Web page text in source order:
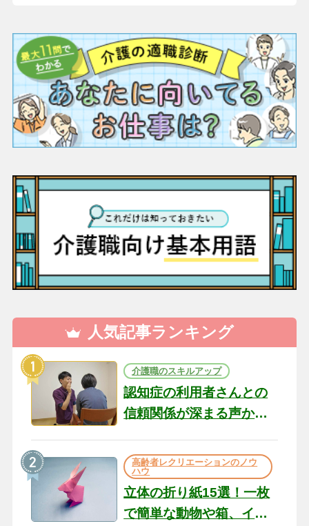
人気記事ランキング
介護職のスキルアップ
認知症の利用者さんとの
信頼関係が深まる声かけ
の現場から（22）
高齢者レクリエーションのノウ
ハウ
立体の折り紙15選！一枚
で簡単な動物や箱、イン